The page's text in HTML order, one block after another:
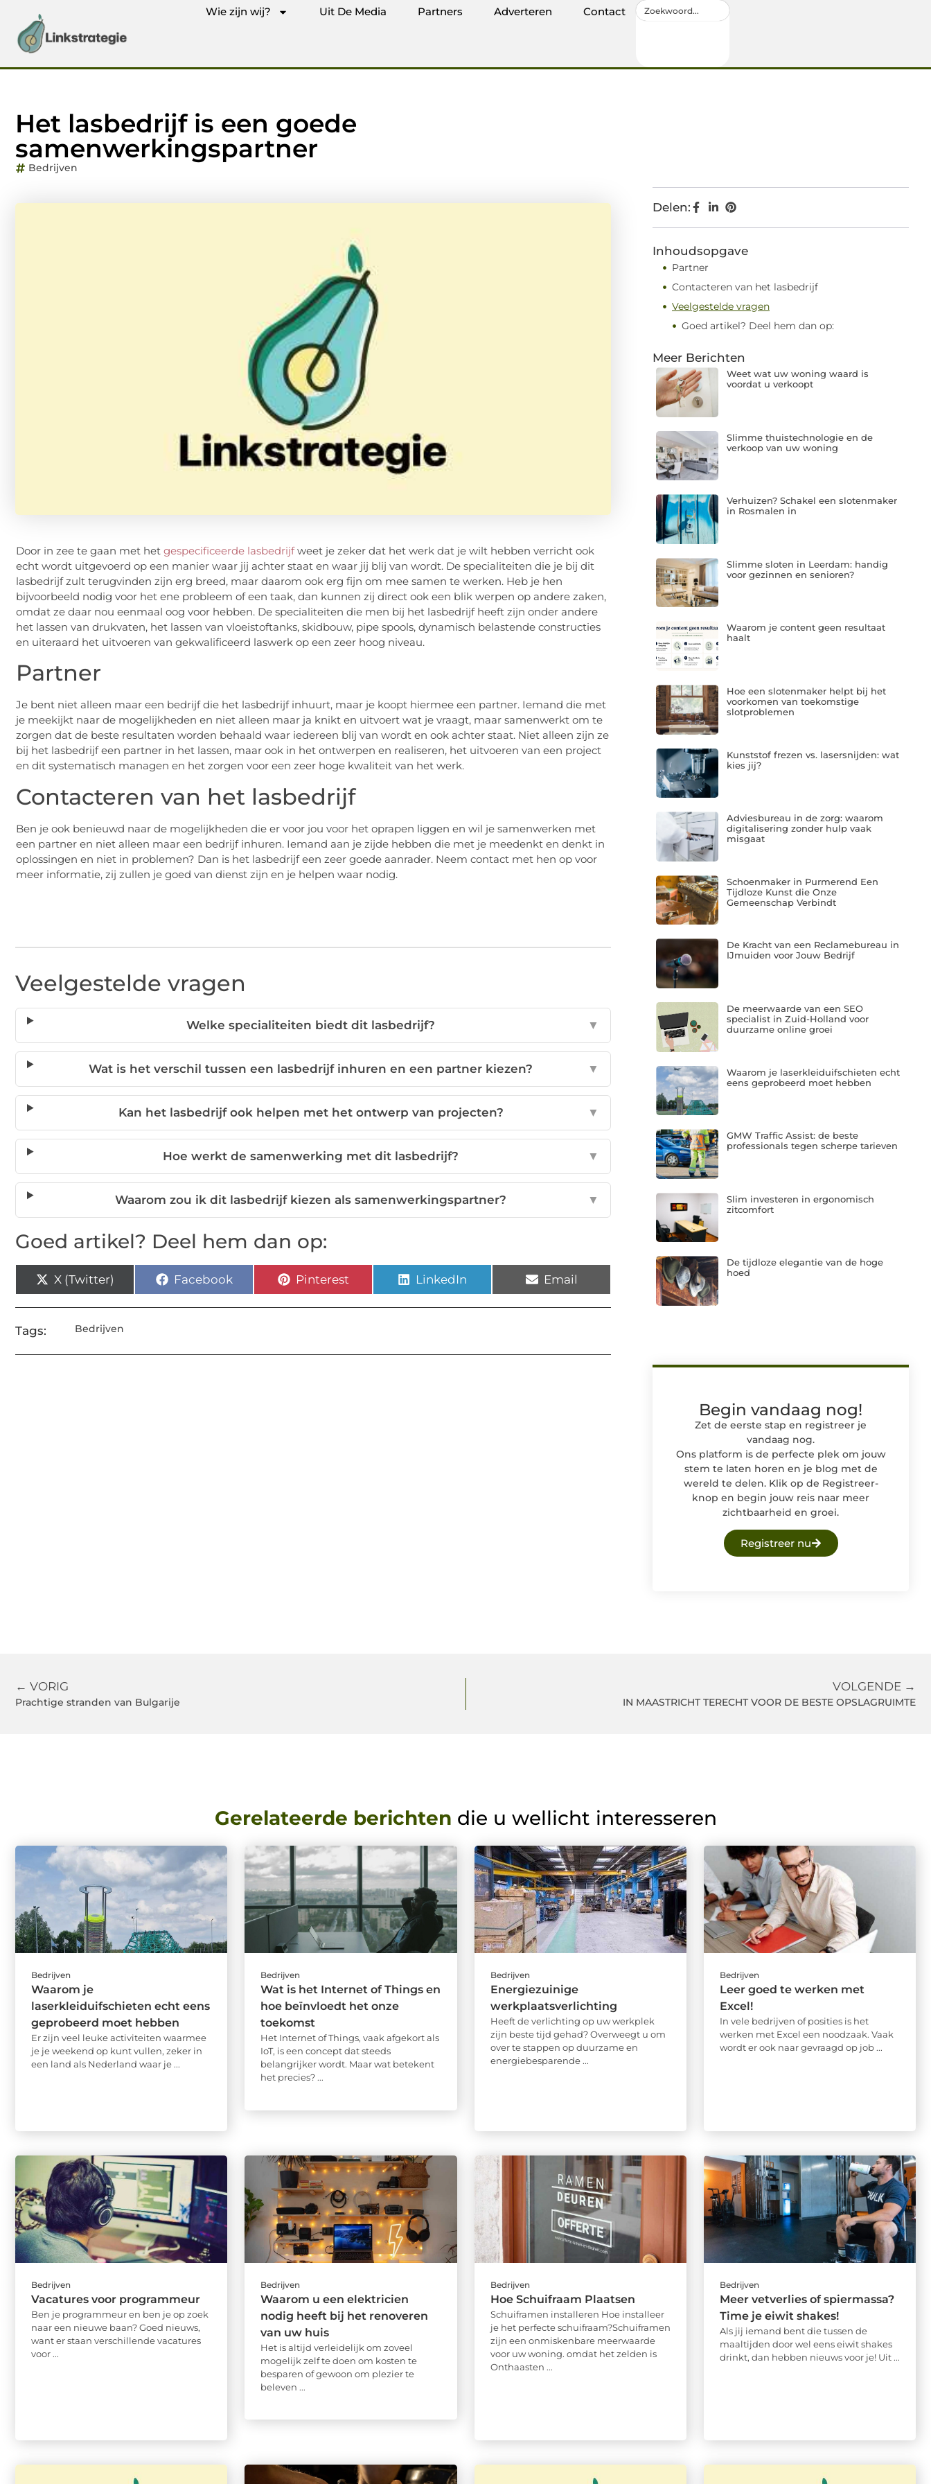
Wie zijn wij? Uit De Media Partners Adverteren Contact
Het lasbedrijf is een goede
samenwerkingspartner
Bedrijven
Door in zee te gaan met het gespecificeerde lasbedrijfweet je zeker dat het werk dat je wilt hebben verricht ook
echt wordt uitgevoerd op een manier waar jij achter staat en waar jij blij van wordt. De specialiteiten die je bij dit
lasbedrijf zult terugvinden zijn erg breed, maar daarom ook erg fijn om mee samen te werken. Heb je hen
bijvoorbeeld nodig voor het ene probleem of een taak, dan kunnen zij direct ook een blik werpen op andere zaken,
omdat ze daar nou eenmaal oog voor hebben. De specialiteiten die men bij het lasbedrijf heeft zijn onder andere
het lassen van drukvaten, het lassen van vloeistoftanks, skidbouw, pipe spools, dynamisch belastende constructies
en uiteraard het uitvoeren van gekwalificeerd laswerk op een zeer hoog niveau.
Partner
Je bent niet alleen maar een bedrijf die het lasbedrijf inhuurt, maar je koopt hiermee een partner. Iemand die met
je meekijkt naar de mogelijkheden en niet alleen maar ja knikt en uitvoert wat je vraagt, maar samenwerkt om te
zorgen dat de beste resultaten worden behaald waar iedereen blij van wordt en ook achter staat. Niet alleen zijn ze
bij het lasbedrijf een partner in het lassen, maar ook in het ontwerpen en realiseren, het uitvoeren van een project
en dit systematisch managen en het zorgen voor een zeer hoge kwaliteit van het werk.
Contacteren van het lasbedrijf
Ben je ook benieuwd naar de mogelijkheden die er voor jou voor het oprapen liggen en wil je samenwerken met
een partner en niet alleen maar een bedrijf inhuren. Iemand aan je zijde hebben die met je meedenkt en denkt in
oplossingen en niet in problemen? Dan is het lasbedrijf een zeer goede aanrader. Neem contact met hen op voor
meer informatie, zij zullen je goed van dienst zijn en je helpen waar nodig.
Veelgestelde vragen
Welke specialiteiten biedt dit lasbedrijf? ▼
Wat is het verschil tussen een lasbedrijf inhuren en een partner kiezen? ▼
Kan het lasbedrijf ook helpen met het ontwerp van projecten? ▼
Hoe werkt de samenwerking met dit lasbedrijf? ▼
Waarom zou ik dit lasbedrijf kiezen als samenwerkingspartner? ▼
Goed artikel? Deel hem dan op:
X (Twitter) Facebook Pinterest LinkedIn Email
Tags: Bedrijven
Delen:
Inhoudsopgave
Partner
Contacteren van het lasbedrijf
Veelgestelde vragen
Goed artikel? Deel hem dan op:
Meer Berichten
Weet wat uw woning waard is
voordat u verkoopt
Slimme thuistechnologie en de
verkoop van uw woning
Verhuizen? Schakel een slotenmaker
in Rosmalen in
Slimme sloten in Leerdam: handig
voor gezinnen en senioren?
Waarom je content geen resultaat
haalt
Hoe een slotenmaker helpt bij het
voorkomen van toekomstige
slotproblemen
Kunststof frezen vs. lasersnijden: wat
kies jij?
Adviesbureau in de zorg: waarom
digitalisering zonder hulp vaak
misgaat
Schoenmaker in Purmerend Een
Tijdloze Kunst die Onze
Gemeenschap Verbindt
De Kracht van een Reclamebureau in
IJmuiden voor Jouw Bedrijf
De meerwaarde van een SEO
specialist in Zuid-Holland voor
duurzame online groei
Waarom je laserkleiduifschieten echt
eens geprobeerd moet hebben
GMW Traffic Assist: de beste
professionals tegen scherpe tarieven
Slim investeren in ergonomisch
zitcomfort
De tijdloze elegantie van de hoge
hoed
Begin vandaag nog!
Zet de eerste stap en registreer je
vandaag nog.
Ons platform is de perfecte plek om jouw
stem te laten horen en je blog met de
wereld te delen. Klik op de Registreer-
knop en begin jouw reis naar meer
zichtbaarheid en groei.
Registreer nu
← VORIG
Prachtige stranden van Bulgarije
VOLGENDE →
IN MAASTRICHT TERECHT VOOR DE BESTE OPSLAGRUIMTE
Gerelateerde berichten die u wellicht interesseren
Bedrijven
Waarom je
laserkleiduifschieten echt eens
geprobeerd moet hebben
Er zijn veel leuke activiteiten waarmee
je je weekend op kunt vullen, zeker in
een land als Nederland waar je ...
Bedrijven
Wat is het Internet of Things en
hoe beïnvloedt het onze
toekomst
Het Internet of Things, vaak afgekort als
IoT, is een concept dat steeds
belangrijker wordt. Maar wat betekent
het precies? ...
Bedrijven
Energiezuinige
werkplaatsverlichting
Heeft de verlichting op uw werkplek
zijn beste tijd gehad? Overweegt u om
over te stappen op duurzame en
energiebesparende ...
Bedrijven
Leer goed te werken met
Excel!
In vele bedrijven of posities is het
werken met Excel een noodzaak. Vaak
wordt er ook naar gevraagd op job ...
Bedrijven
Vacatures voor programmeur
Ben je programmeur en ben je op zoek
naar een nieuwe baan? Goed nieuws,
want er staan verschillende vacatures
voor ...
Bedrijven
Waarom u een elektricien
nodig heeft bij het renoveren
van uw huis
Het is altijd verleidelijk om zoveel
mogelijk zelf te doen om kosten te
besparen of gewoon om plezier te
beleven ...
Bedrijven
Hoe Schuifraam Plaatsen
Schuiframen installeren Hoe installeer
je het perfecte schuifraam?Schuiframen
zijn een onmiskenbare meerwaarde
voor uw woning. omdat het zelden is
Onthaasten ...
Bedrijven
Meer vetverlies of spiermassa?
Time je eiwit shakes!
Als jij iemand bent die tussen de
maaltijden door wel eens eiwit shakes
drinkt, dan hebben nieuws voor je! Uit ...